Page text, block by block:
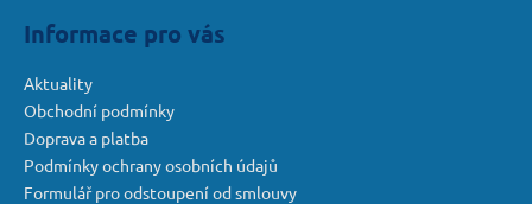
Informace pro vás
Aktuality
Obchodní podmínky
Doprava a platba
Podmínky ochrany osobních údajů
Formulář pro odstoupení od smlouvy